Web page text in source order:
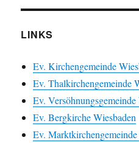
LINKS
Ev. Kirchengemeinde
Ev. Thalkirchengemeinde
Ev. Versöhnungsgemeinde
Ev. Bergkirche Wiesbaden
Ev.